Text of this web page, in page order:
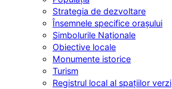
Strategia de dezvoltare
Însemnele specifice orașului
Simbolurile Naționale
Obiective locale
Monumente istorice
Turism
Registrul local al spațiilor verzi